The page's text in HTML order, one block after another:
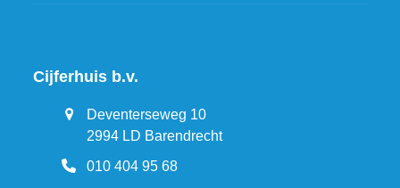
Cijferhuis b.v.
Deventerseweg 10
2994 LD Barendrecht
010 404 95 68